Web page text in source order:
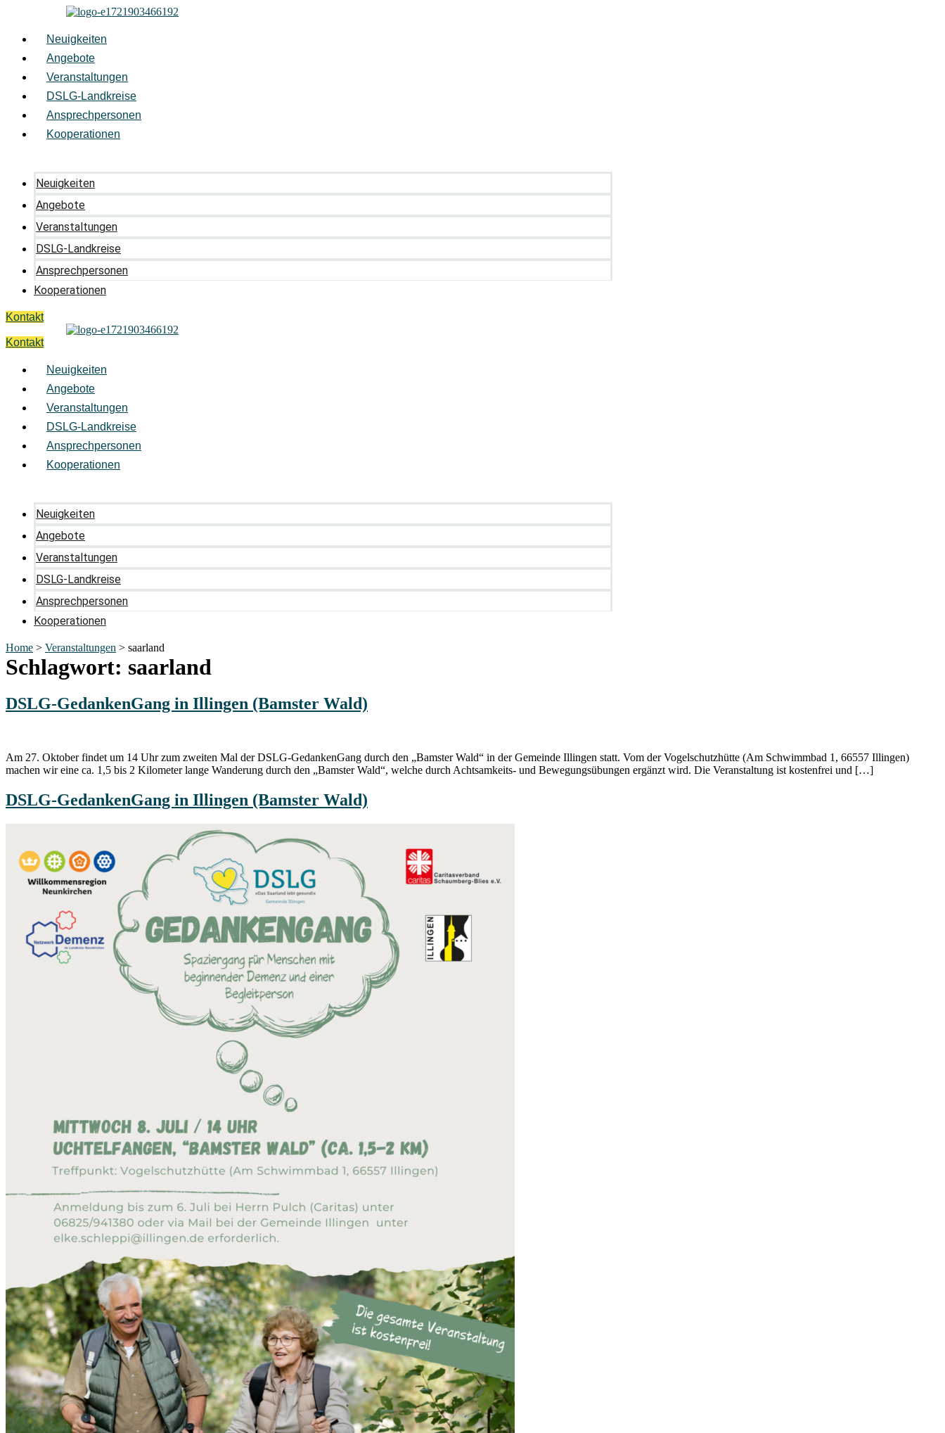
springen
Neuigkeiten
Angebote
Veranstaltungen
DSLG-Landkreise
Ansprechpersonen
Kooperationen
Neuigkeiten
Angebote
Veranstaltungen
DSLG-Landkreise
Ansprechpersonen
Kooperationen
Kontakt
Kontakt
Neuigkeiten
Angebote
Veranstaltungen
DSLG-Landkreise
Ansprechpersonen
Kooperationen
Neuigkeiten
Angebote
Veranstaltungen
DSLG-Landkreise
Ansprechpersonen
Kooperationen
Home > Veranstaltungen > saarland
Schlagwort: saarland
DSLG-GedankenGang in Illingen (Bamster Wald)
Am 27. Oktober findet um 14 Uhr zum zweiten Mal der DSLG-GedankenGang durch den „Bamster Wald“ in der Gemeinde Illingen statt. Vom der Vogelschutzhütte (Am Schwimmbad 1, 66557 Illingen)
machen wir eine ca. 1,5 bis 2 Kilometer lange Wanderung durch den „Bamster Wald“, welche durch Achtsamkeits- und Bewegungsübungen ergänzt wird. Die Veranstaltung ist kostenfrei und […]
DSLG-GedankenGang in Illingen (Bamster Wald)